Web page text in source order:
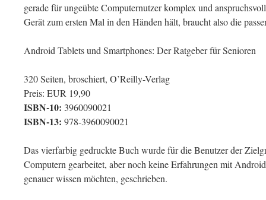
gerade für ungeübte Computernutzer komplex und
Gerät zum ersten Mal in den Händen hält, braucht also die
Android Tablets und Smartphones: Der Ratgeber für Senioren
320 Seiten, broschiert, O’Reilly-Verlag
Preis: EUR 19,90
ISBN-10: 3960090021
ISBN-13: 978-3960090021
Das vierfarbig gedruckte Buch wurde für die Benutzer der
Computern gearbeitet, aber noch keine Erfahrungen mit
genauer wissen möchten, geschrieben.